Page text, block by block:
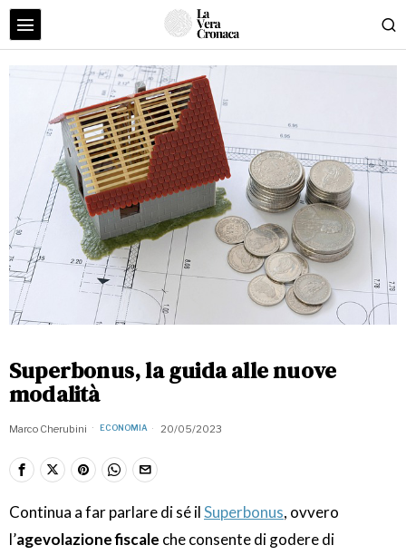
Superbonus, la guida alle nuove
modalità
Marco Cherubini ECONOMIA 20/05/2023
Continua a far parlare di sé ilSuperbonus, ovvero
l’agevolazione fiscale che consente di godere di